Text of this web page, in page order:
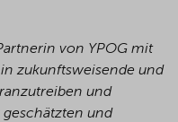
von YPOG mit
zukunftsweisende und
und
und